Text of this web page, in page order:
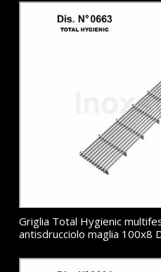
Griglia Total Hygienic
antisdrucciolo maglia 100x8